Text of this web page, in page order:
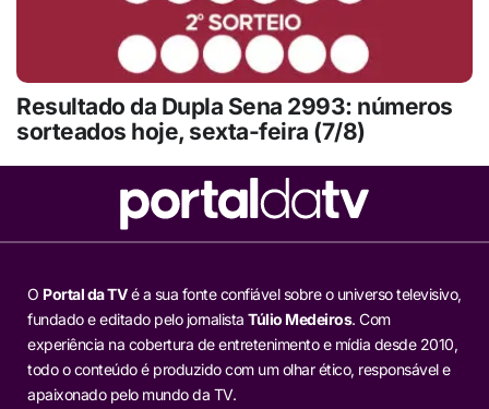
Resultado da Dupla Sena 2993: números
sorteados hoje, sexta-feira (7/8)
O Portal da TVé a sua fonte confiável sobre o universo televisivo,
fundado e editado pelo jornalista Túlio Medeiros. Com
experiência na cobertura de entretenimento e mídia desde 2010,
todo o conteúdo é produzido com um olhar ético, responsável e
apaixonado pelo mundo da TV.